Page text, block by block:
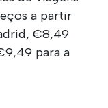
a partir
€8,49
para a